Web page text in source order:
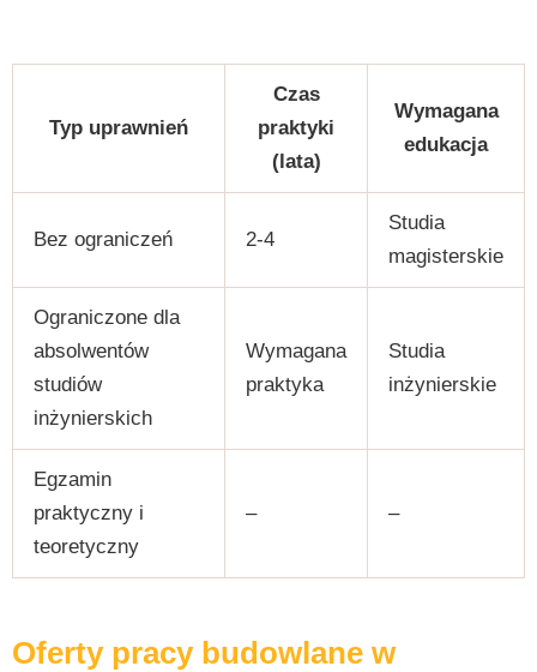
Typ uprawnień
Czas
praktyki
(lata)
Wymagana
edukacja
Bez ograniczeń 2-4
Studia
magisterskie
Ograniczone dla
absolwentów
studiów
inżynierskich
Wymagana
praktyka
Studia
inżynierskie
Egzamin
praktyczny i
teoretyczny
– –
Oferty pracy budowlane w